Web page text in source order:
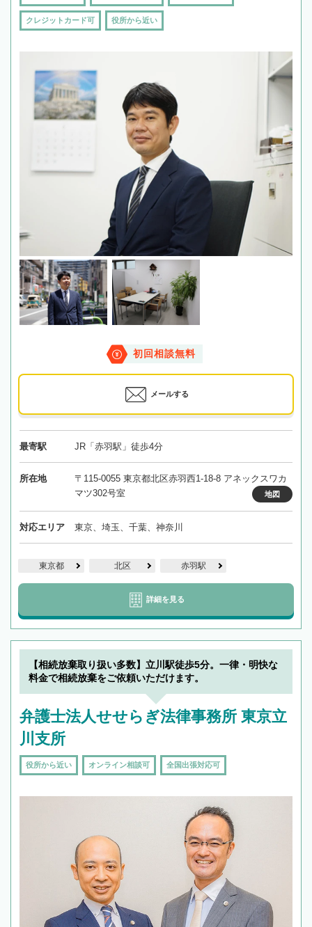
クレジットカード可 役所から近い
初回相談無料
メールする
最寄駅 JR「赤羽駅」徒歩4分
所在地
〒115-0055 東京都北区赤羽西1-18-8 アネックスワカ
マツ302号室
地図
対応エリア 東京、埼玉、千葉、神奈川
東京都 北区 赤羽駅
詳細を見る
【相続放棄取り扱い多数】立川駅徒歩5分。一律・明快な
料金で相続放棄をご依頼いただけます。
弁護士法人せせらぎ法律事務所 東京立
川支所
役所から近い オンライン相談可 全国出張対応可